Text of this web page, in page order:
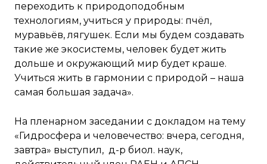
переходить к природоподобным
технологиям, учиться у природы: пчёл,
муравьёв, лягушек. Если мы будем создавать
такие же экосистемы, человек будет жить
дольше и окружающий мир будет краше.
Учиться жить в гармонии с природой – наша
самая большая задача».
На пленарном заседании с докладом на тему
«Гидросфера и человечество: вчера, сегодня,
завтра» выступил, д-р биол. наук,